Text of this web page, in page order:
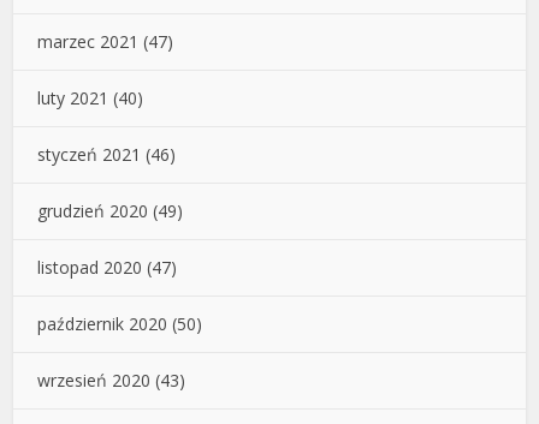
marzec 2021 (47)
luty 2021 (40)
styczeń 2021 (46)
grudzień 2020 (49)
listopad 2020 (47)
październik 2020 (50)
wrzesień 2020 (43)